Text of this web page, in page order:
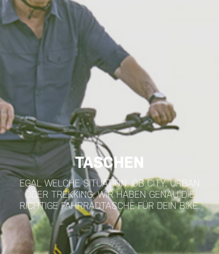
TASCHEN
EGAL WELCHE SITUATION, OB CITY, URBAN
ODER TREKKING, WIR HABEN GENAU DIE
RICHTIGE FAHRRADTASCHE FÜR DEIN BIKE.